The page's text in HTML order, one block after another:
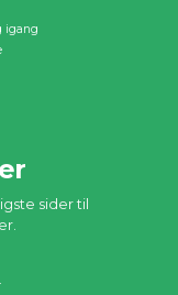
igang
sider til